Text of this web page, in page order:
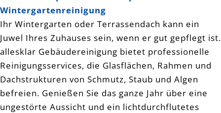
Wintergartenreinigung
Ihr Wintergarten oder Terrassendach kann ein
Juwel Ihres Zuhauses sein, wenn er gut gepflegt ist.
allesklar Gebäudereinigung bietet professionelle
Reinigungsservices, die Glasflächen, Rahmen und
Dachstrukturen von Schmutz, Staub und Algen
befreien. Genießen Sie das ganze Jahr über eine
ungestörte Aussicht und ein lichtdurchflutetes